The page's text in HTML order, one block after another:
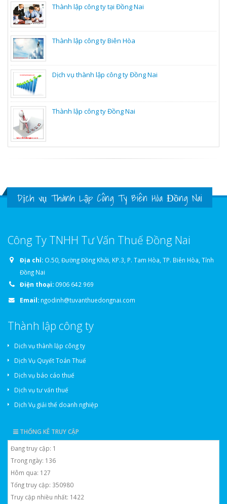
Thành lập công ty tại Đồng Nai
Thành lập công ty Biên Hòa
Dịch vụ thành lập công ty Đồng Nai
Thành lập công ty Đồng Nai
Dịch vụ Thành Lập Công Ty Biên Hòa Đồng Nai
Công Ty TNHH Tư Vấn Thuế Đồng Nai
Địa chỉ: O.50, Đường Đồng Khởi, KP.3, P. Tam Hòa, TP. Biên Hòa, Tỉnh
Đồng Nai
Điện thoại: 0906 642 969
Email: ngodinh@tuvanthuedongnai.com
Thành lập công ty
Dịch vụ thành lập công ty
Dịch Vụ Quyết Toán Thuế
Dịch vụ báo cáo thuế
Dịch vụ tư vấn thuế
Dịch Vụ giải thể doanh nghiệp
THỐNG KÊ TRUY CẬP
Đang truy cập: 1
Trong ngày: 136
Hôm qua: 127
Tổng truy cập: 350980
Truy cập nhiều nhất: 1422